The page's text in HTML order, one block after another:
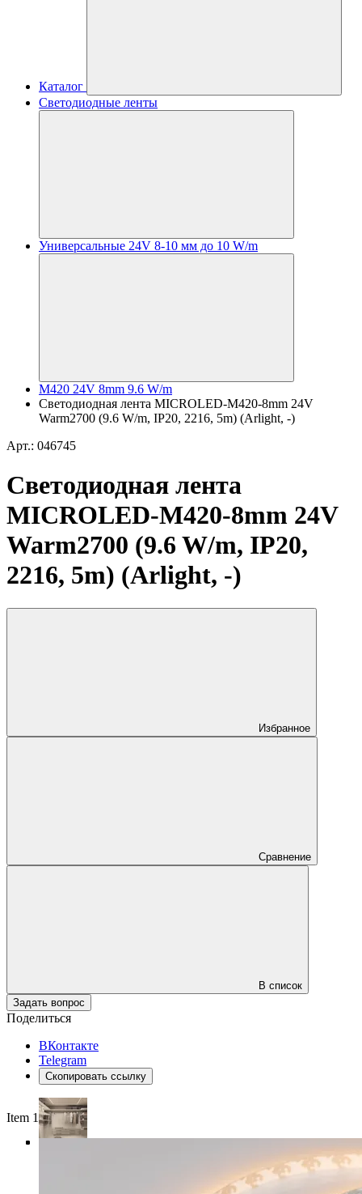
Каталог
Светодиодные ленты
Универсальные 24V 8-10 мм до 10 W/m
M420 24V 8mm 9.6 W/m
Светодиодная лента MICROLED-M420-8mm 24V
Warm2700 (9.6 W/m, IP20, 2216, 5m) (Arlight, -)
Арт.: 046745
Светодиодная лента
MICROLED-M420-8mm 24V
Warm2700 (9.6 W/m, IP20,
2216, 5m) (Arlight, -)
Избранное
Сравнение
В список
Задать вопрос
Поделиться
ВКонтакте
Telegram
Скопировать ссылку
Item 1 of 4